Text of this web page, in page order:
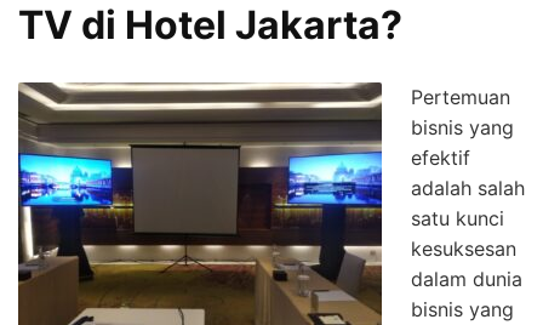
TV di Hotel Jakarta?
Pertemuan
bisnis yang
efektif
adalah salah
satu kunci
kesuksesan
dalam dunia
bisnis yang